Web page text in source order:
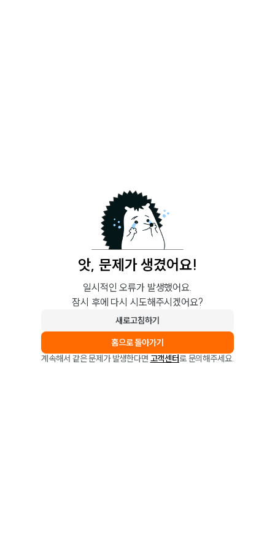
앗, 문제가 생겼어요!
일시적인 오류가 발생했어요.
잠시 후에 다시 시도해주시겠어요?
새로고침하기
홈으로 돌아가기
계속해서 같은 문제가 발생한다면 고객센터로 문의해주세요.